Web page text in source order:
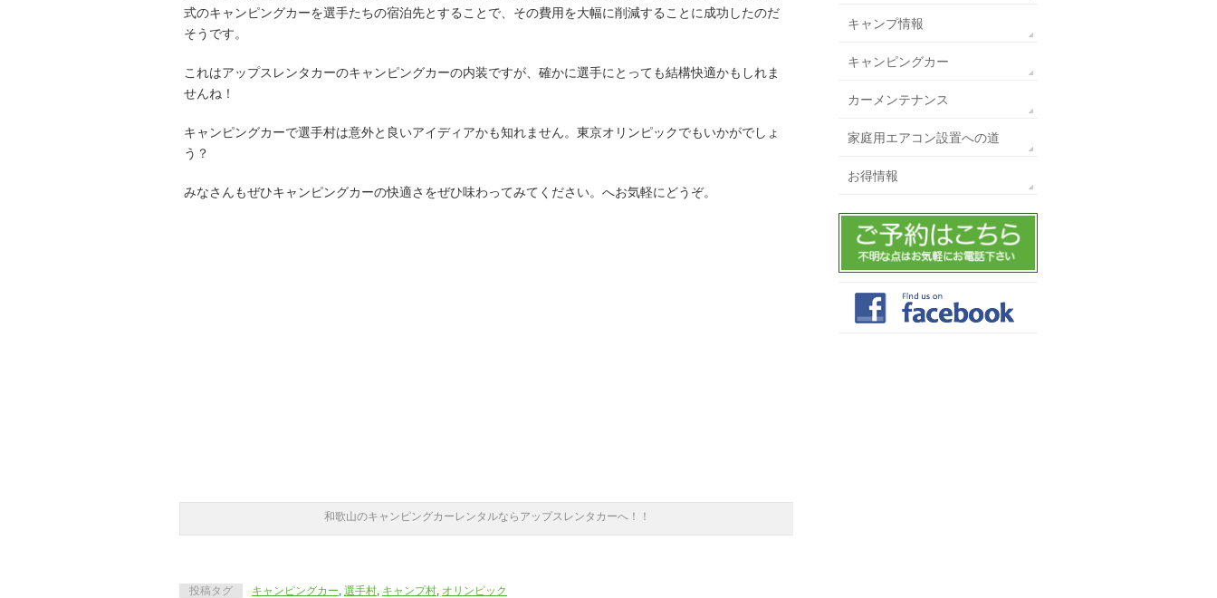
式のキャンピングカーを選手たちの宿泊先とすることで、その費用を大幅に削減することに成功したのだ
そうです。
これはアップスレンタカーのキャンピングカーの内装ですが、確かに選手にとっても結構快適かもしれま
せんね！
キャンピングカーで選手村は意外と良いアイディアかも知れません。東京オリンピックでもいかがでしょ
う？
みなさんもぜひキャンピングカーの快適さをぜひ味わってみてください。へお気軽にどうぞ。
和歌山のキャンピングカーレンタルならアップスレンタカーへ！！
投稿タグ キャンピングカー, 選手村, キャンプ村, オリンピック
キャンプ情報
キャンピングカー
カーメンテナンス
家庭用エアコン設置への道
お得情報